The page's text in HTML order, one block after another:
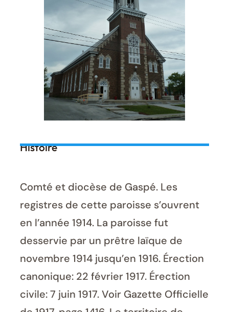
Histoire
Comté et diocèse de Gaspé. Les
registres de cette paroisse s’ouvrent
en l’année 1914. La paroisse fut
desservie par un prêtre laïque de
novembre 1914 jusqu’en 1916. Érection
canonique: 22 février 1917. Érection
civile: 7 juin 1917. Voir Gazette Officielle